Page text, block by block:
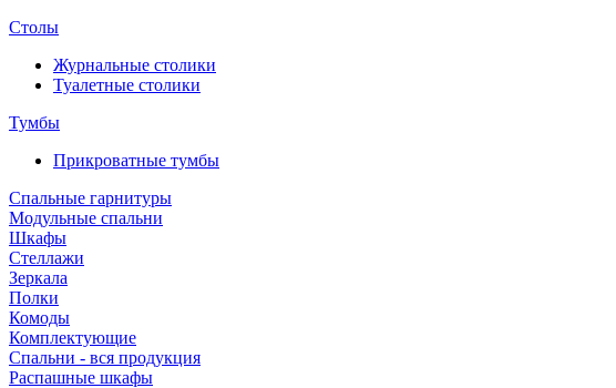
Столы
Журнальные столики
Туалетные столики
Тумбы
Прикроватные тумбы
Спальные гарнитуры
Модульные спальни
Шкафы
Стеллажи
Зеркала
Полки
Комоды
Комплектующие
Спальни - вся продукция
Распашные шкафы